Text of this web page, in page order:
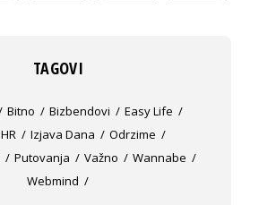
TAGOVI
Bitno Bizbendovi
Easy Life
HR Izjava Dana
Odrzime
Putovanja Važno
Wannabe
Webmind